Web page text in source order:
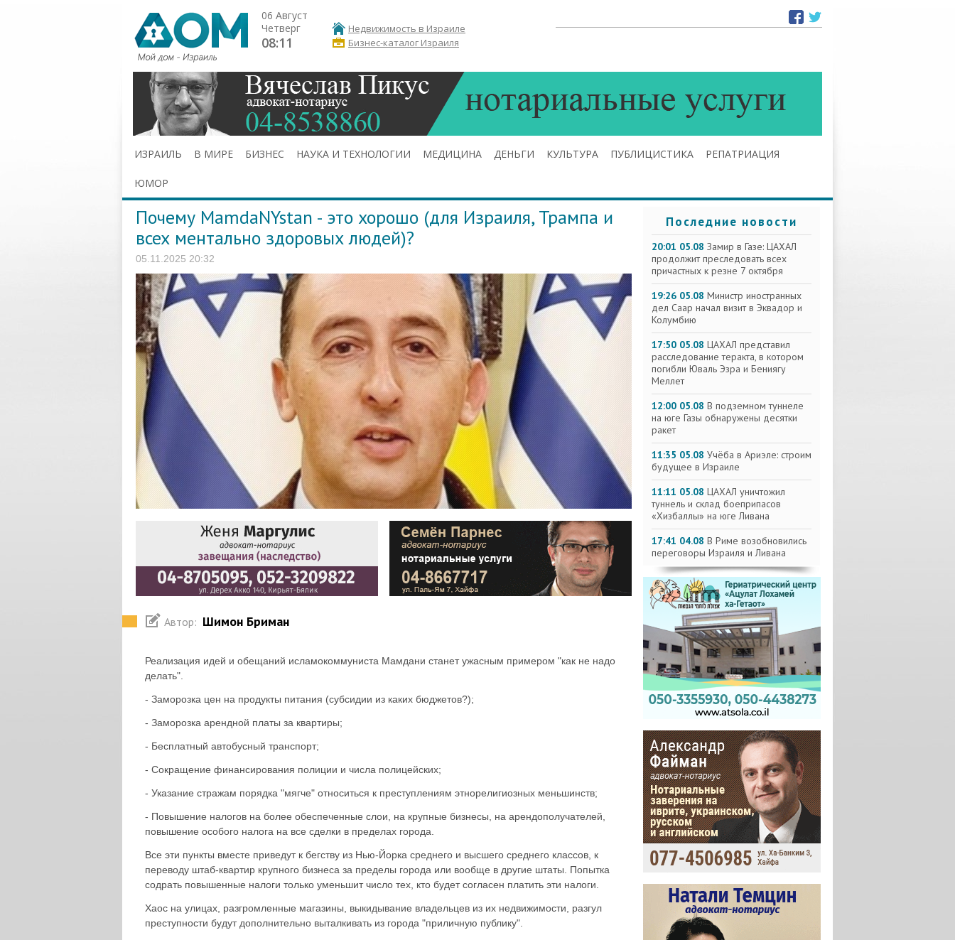
06 Август
Четверг
08:11
Недвижимость в Израиле
Бизнес-каталог Израиля
ИЗРАИЛЬ В МИРЕ БИЗНЕС НАУКА И ТЕХНОЛОГИИ МЕДИЦИНА ДЕНЬГИ КУЛЬТУРА ПУБЛИЦИСТИКА РЕПАТРИАЦИЯ
ЮМОР
Почему MamdaNYstan - это хорошо (для Израиля, Трампа и
всех ментально здоровых людей)?
05.11.2025 20:32
Автор: Шимон Бриман
Реализация идей и обещаний исламокоммуниста Мамдани станет ужасным примером "как не надо
делать".
- Заморозка цен на продукты питания (субсидии из каких бюджетов?);
- Заморозка арендной платы за квартиры;
- Бесплатный автобусный транспорт;
- Сокращение финансирования полиции и числа полицейских;
- Указание стражам порядка "мягче" относиться к преступлениям этнорелигиозных меньшинств;
- Повышение налогов на более обеспеченные слои, на крупные бизнесы, на арендополучателей,
повышение особого налога на все сделки в пределах города.
Все эти пункты вместе приведут к бегству из Нью-Йорка среднего и высшего среднего классов, к
переводу штаб-квартир крупного бизнеса за пределы города или вообще в другие штаты. Попытка
содрать повышенные налоги только уменьшит число тех, кто будет согласен платить эти налоги.
Хаос на улицах, разгромленные магазины, выкидывание владельцев из их недвижимости, разгул
преступности будут дополнительно выталкивать из города "приличную публику".
Последние новости
20:01 05.08 Замир в Газе: ЦАХАЛ
продолжит преследовать всех
причастных к резне 7 октября
19:26 05.08 Министр иностранных
дел Саар начал визит в Эквадор и
Колумбию
17:50 05.08 ЦАХАЛ представил
расследование теракта, в котором
погибли Юваль Эзра и Бениягу
Меллет
12:00 05.08 В подземном туннеле
на юге Газы обнаружены десятки
ракет
11:35 05.08 Учёба в Ариэле: строим
будущее в Израиле
11:11 05.08 ЦАХАЛ уничтожил
туннель и склад боеприпасов
«Хизбаллы» на юге Ливана
17:41 04.08 В Риме возобновились
переговоры Израиля и Ливана